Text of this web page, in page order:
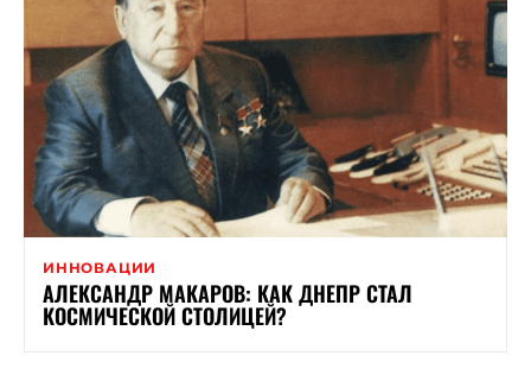
ИННОВАЦИИ
АЛЕКСАНДР МАКАРОВ: КАК ДНЕПР СТАЛ
КОСМИЧЕСКОЙ СТОЛИЦЕЙ?